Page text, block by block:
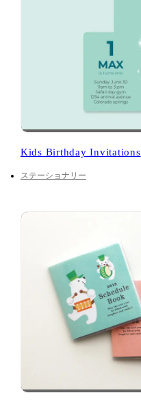
Kids Birthday Invitations
ステーショナリー